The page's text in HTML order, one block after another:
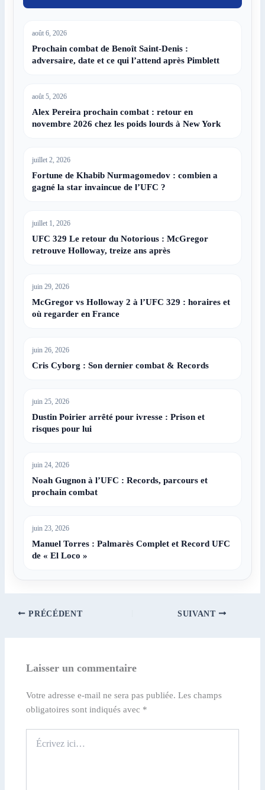
août 6, 2026
Prochain combat de Benoît Saint-Denis :
adversaire, date et ce qui l’attend après Pimblett
août 5, 2026
Alex Pereira prochain combat : retour en
novembre 2026 chez les poids lourds à New York
juillet 2, 2026
Fortune de Khabib Nurmagomedov : combien a
gagné la star invaincue de l’UFC ?
juillet 1, 2026
UFC 329 Le retour du Notorious : McGregor
retrouve Holloway, treize ans après
juin 29, 2026
McGregor vs Holloway 2 à l’UFC 329 : horaires et
où regarder en France
juin 26, 2026
Cris Cyborg : Son dernier combat & Records
juin 25, 2026
Dustin Poirier arrêté pour ivresse : Prison et
risques pour lui
juin 24, 2026
Noah Gugnon à l’UFC : Records, parcours et
prochain combat
juin 23, 2026
Manuel Torres : Palmarès Complet et Record UFC
de « El Loco »
PRÉCÉDENT SUIVANT
Laisser un commentaire
Votre adresse e-mail ne sera pas publiée. Les champs
obligatoires sont indiqués avec *
ici…